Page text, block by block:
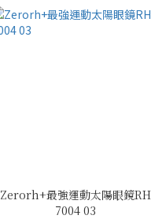
Zerorh+最強運動太陽眼鏡RH
7004 03